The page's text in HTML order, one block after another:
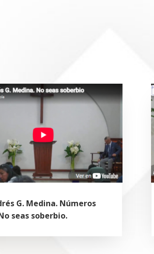
G. Medina. Números
seas soberbio.